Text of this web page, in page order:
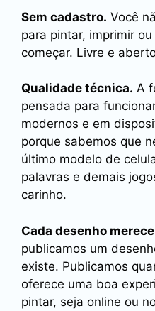
Sem cadastro. Você
para pintar, imprimir
começar. Livre e
Qualidade técnica. A
pensada para
modernos e em
porque sabemos que
último modelo de
palavras e demais
carinho.
Cada desenho
publicamos um
existe. Publicamos
oferece uma boa
pintar, seja online ou